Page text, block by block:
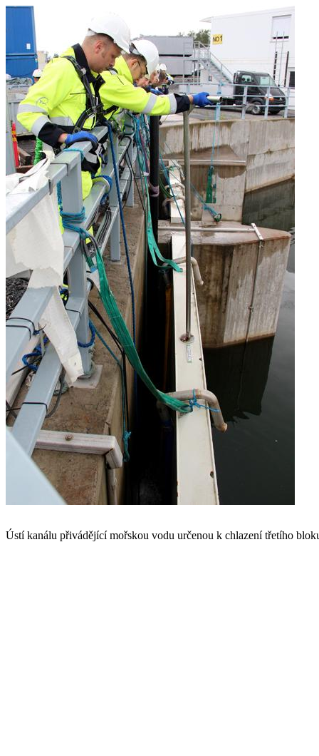
Ústí kanálu přivádějící mořskou vodu určenou k chlazení třetího